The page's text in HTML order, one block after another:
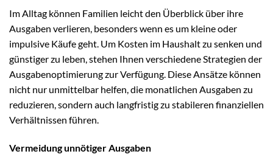
Im Alltag können Familien leicht den Überblick über ihre
Ausgaben verlieren, besonders wenn es um kleine oder
impulsive Käufe geht. Um Kosten im Haushalt zu senken und
günstiger zu leben, stehen Ihnen verschiedene Strategien der
Ausgabenoptimierung zur Verfügung. Diese Ansätze können
nicht nur unmittelbar helfen, die monatlichen Ausgaben zu
reduzieren, sondern auch langfristig zu stabileren finanziellen
Verhältnissen führen.
Vermeidung unnötiger Ausgaben